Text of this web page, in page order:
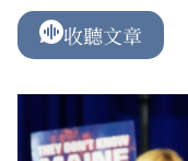
收聽文章